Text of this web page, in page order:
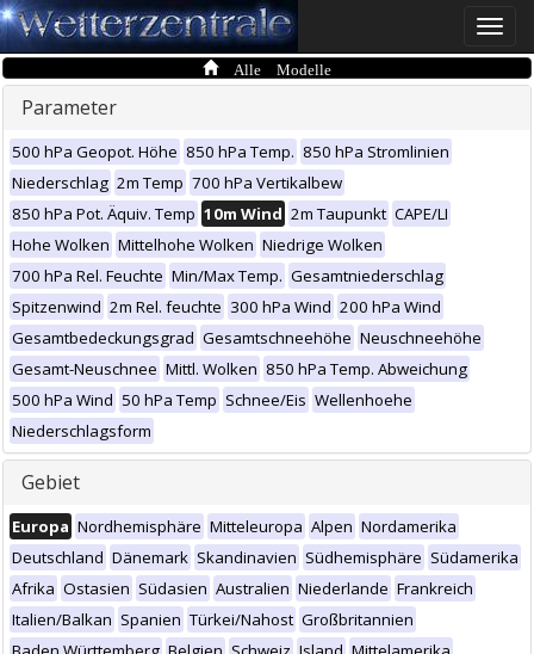
Toggle
Alle Modelle
Parameter
500 hPa Geopot. Höhe 850 hPa Temp. 850 hPa Stromlinien
Niederschlag 2m Temp 700 hPa Vertikalbew
850 hPa Pot. Äquiv. Temp 10m Wind 2m Taupunkt CAPE/LI
Hohe Wolken Mittelhohe Wolken Niedrige Wolken
700 hPa Rel. Feuchte Min/Max Temp. Gesamtniederschlag
Spitzenwind 2m Rel. feuchte 300 hPa Wind 200 hPa Wind
Gesamtbedeckungsgrad Gesamtschneehöhe Neuschneehöhe
Gesamt-Neuschnee Mittl. Wolken 850 hPa Temp. Abweichung
500 hPa Wind 50 hPa Temp Schnee/Eis Wellenhoehe
Niederschlagsform
Gebiet
Europa Nordhemisphäre Mitteleuropa Alpen Nordamerika
Deutschland Dänemark Skandinavien Südhemisphäre Südamerika
Afrika Ostasien Südasien Australien Niederlande Frankreich
Italien/Balkan Spanien Türkei/Nahost Großbritannien